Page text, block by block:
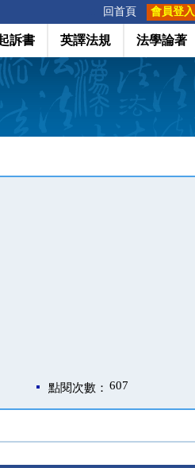
回首頁 會員登入
訴書 英譯法規 法學論著
點閱次數： 607